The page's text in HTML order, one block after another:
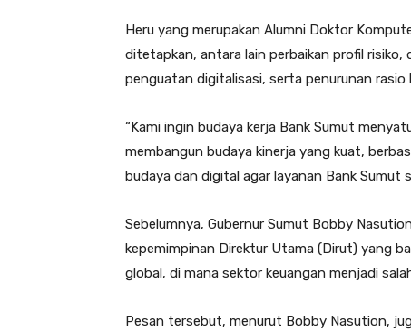
Heru yang merupakan Alumni Doktor
ditetapkan, antara lain perbaikan profil risiko,
penguatan digitalisasi, serta penurunan rasio
“Kami ingin budaya kerja Bank Sumut
membangun budaya kinerja yang kuat,
budaya dan digital agar layanan Bank Sumut
Sebelumnya, Gubernur Sumut Bobby
kepemimpinan Direktur Utama (Dirut) yang
global, di mana sektor keuangan menjadi
Pesan tersebut, menurut Bobby Nasution,